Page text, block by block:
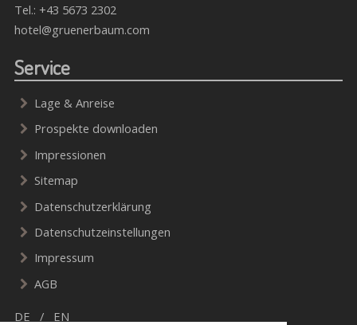
Tel.:+43 5673 2302
hotel@gruenerbaum.com
Service
Lage & Anreise
Prospekte downloaden
Impressionen
Sitemap
Datenschutzerklärung
Datenschutzeinstellungen
Impressum
AGB
DE EN